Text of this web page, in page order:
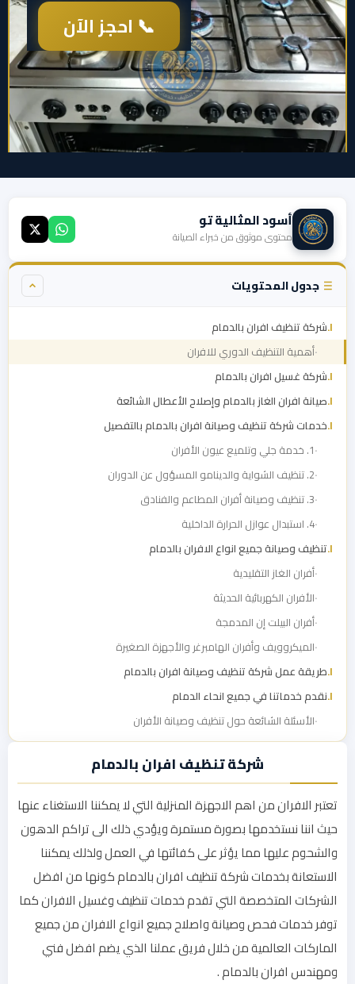
📞 احجز الآن
أسود المثالية تو
محتوى موثوق من خبراء الصيانة
جدول المحتويات
شركة تنظيف افران بالدمام
أهمية التنظيف الدوري للافران
شركة غسيل افران بالدمام
صيانة افران الغاز بالدمام وإصلاح الأعطال الشائعة
خدمات شركة تنظيف وصيانة افران بالدمام بالتفصيل
1. خدمة جلي وتلميع عيون الأفران
2. تنظيف الشواية والدينامو المسؤول عن الدوران
3. تنظيف وصيانة أفران المطاعم والفنادق
4. استبدال عوازل الحرارة الداخلية
تنظيف وصيانة جميع انواع الافران بالدمام
أفران الغاز التقليدية
الأفران الكهربائية الحديثة
أفران البيلت إن المدمجة
الميكروويف وأفران الهامبرغر والأجهزة الصغيرة
طريقة عمل شركة تنظيف وصيانة افران بالدمام
نقدم خدماتنا في جميع انحاء الدمام
الأسئلة الشائعة حول تنظيف وصيانة الأفران
شركة تنظيف افران بالدمام
تعتبر الافران من اهم الاجهزة المنزلية التي لا يمكننا الاستغناء عنها
حيث اننا نستخدمها بصورة مستمرة ويؤدي ذلك الى تراكم الدهون
والشحوم عليها مما يؤثر على كفائتها في العمل ولذلك يمكننا
الاستعانة بخدمات شركة تنظيف افران بالدمام كونها من افضل
الشركات المتخصصة التي تقدم خدمات تنظيف وغسيل الافران كما
توفر خدمات فحص وصيانة واصلاح جميع انواع الافران من جميع
الماركات العالمية من خلال فريق عملنا الذي يضم افضل فني
ومهندس افران بالدمام .